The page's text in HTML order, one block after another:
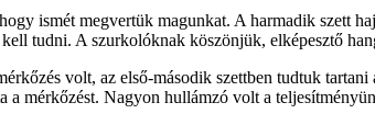
ismét megvertük magunkat. A harmadik szett
tudni. A szurkolóknak köszönjük, elképesztő
volt, az első-második szettben tudtuk
a mérkőzést. Nagyon hullámzó volt a